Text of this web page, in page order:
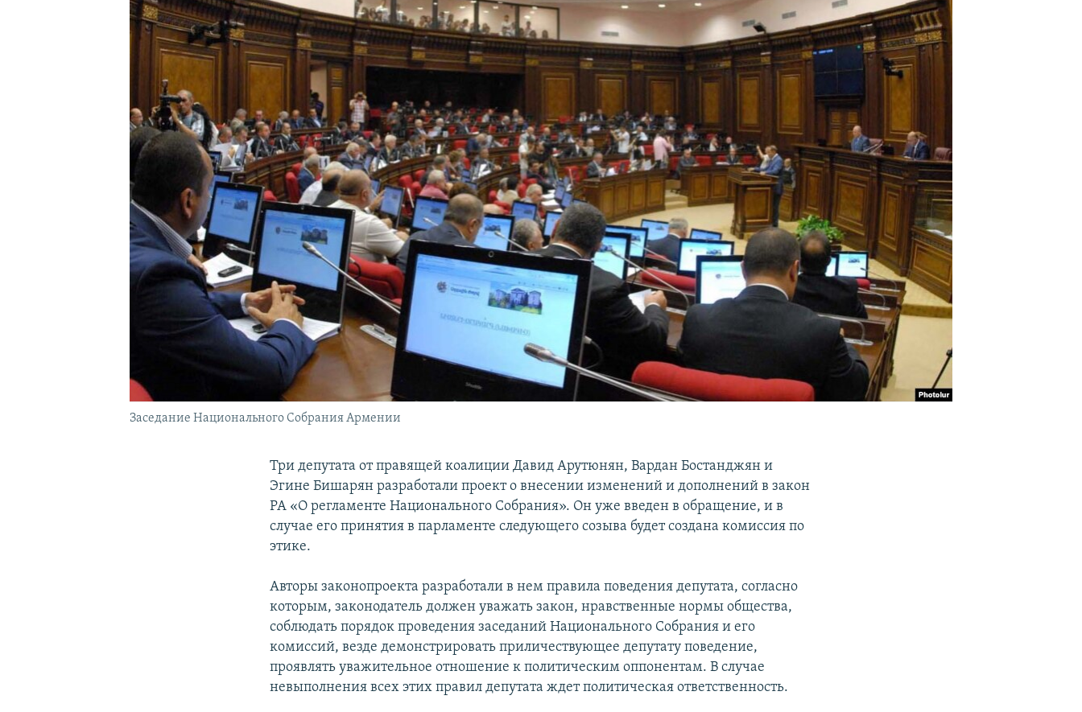
Заседание Национального Собрания Армении
Три депутата от правящей коалиции Давид Арутюнян, Вардан Бостанджян и
Эгине Бишарян разработали проект о внесении изменений и дополнений в закон
РА «О регламенте Национального Собрания». Он уже введен в обращение, и в
случае его принятия в парламенте следующего созыва будет создана комиссия по
этике.
Авторы законопроекта разработали в нем правила поведения депутата, согласно
которым, законодатель должен уважать закон, нравственные нормы общества,
соблюдать порядок проведения заседаний Национального Собрания и его
комиссий, везде демонстрировать приличествующее депутату поведение,
проявлять уважительное отношение к политическим оппонентам. В случае
невыполнения всех этих правил депутата ждет политическая ответственность.